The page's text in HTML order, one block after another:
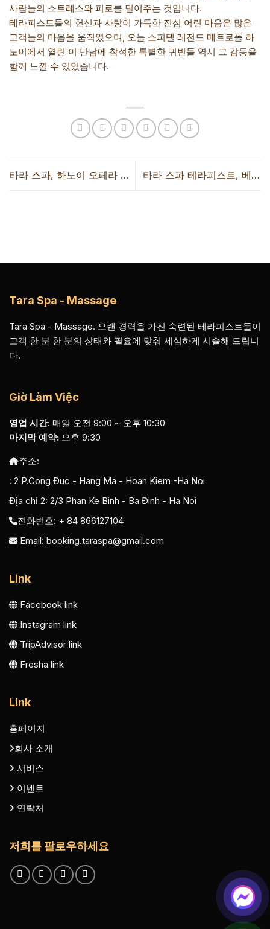
사람들의 스트레스와 피로를 덜어주는 것입니다.
테라피스트들의 헌신과 사랑이 가득한 진심 어린 마음은 많은
고객들의 마음을 움직였으며, 오늘 소피텔 레전드 메트로폴 하
노이에서 열린 이 만남에 참석한 특별한 귀빈들 역시 그 감동을
함께 느낄 수 있었습니다.
타라 스파, 하노이 오페라 하
타라 스파 테라피스트, 베트
Tara Spa - Massage
Tara Spa - Massage. 오랜 경력을 가진 숙련된 테라피스트들이
고객 한 분 한 분의 상태와 필요에 맞춰 세심하게 시술해 드립니
다.
Giờ Làm Việc
영업 시간: 매일 오전 9:00 ~ 오후 10:30
마지막 예약: 오후 9:30
주소:
: 2 P.Cong Đuc - Hang Ma - Hoan Kiem -Ha Noi
Địa chỉ 2: 2/3 Phan Ke Binh - Ba Đinh - Ha Noi
전화번호: + 84 866127104
Email: booking.taraspa@gmail.com
Link
Facebook link
Instagram link
TripAdvisor link
Fresha link
Link
홈페이지
회사 소개
서비스
이벤트
연락처
저희를 팔로우하세요